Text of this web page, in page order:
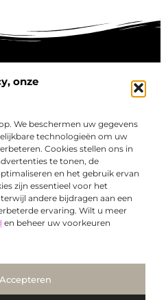
onze
We beschermen uw gegevens
technologieën om uw
Cookies stellen ons in
te tonen, de
en het gebruik ervan
zijn essentieel voor het
andere bijdragen aan een
ervaring. Wilt u meer
en beheer uw voorkeuren
blogs en artikelen die
om het leveren van
die jouw dagelijks leven
te denken.